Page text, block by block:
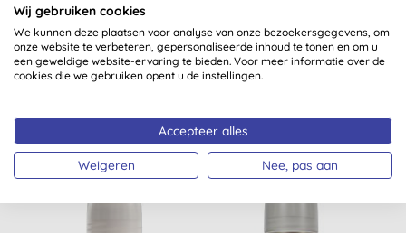
VEGAN
Misschien ook iets voor jou
Wij gebruiken cookies
We kunnen deze plaatsen voor analyse van onze bezoekersgegevens, om
onze website te verbeteren, gepersonaliseerde inhoud te tonen en om u
een geweldige website-ervaring te bieden. Voor meer informatie over de
cookies die we gebruiken opent u de instellingen.
Accepteer alles
Weigeren Nee, pas aan